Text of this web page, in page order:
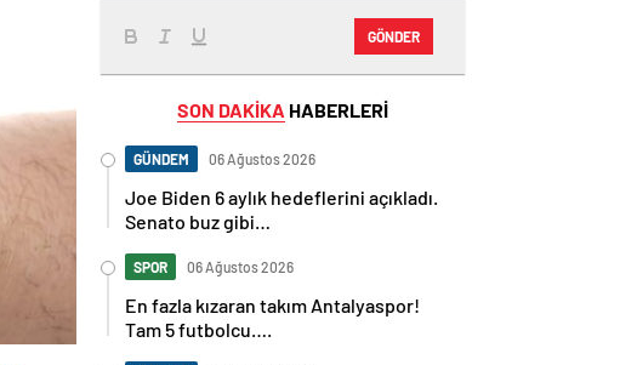
GÖNDER
SON DAKİKA HABERLERİ
GÜNDEM 06 Ağustos 2026
Joe Biden 6 aylık hedeflerini açıkladı.
Senato buz gibi…
SPOR 06 Ağustos 2026
En fazla kızaran takım Antalyaspor!
Tam 5 futbolcu….